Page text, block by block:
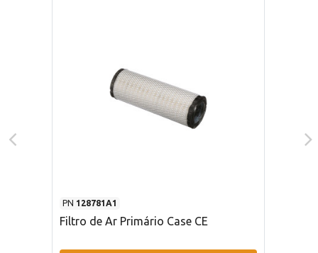
PN 128781A1
Filtro de Ar Primário Case CE